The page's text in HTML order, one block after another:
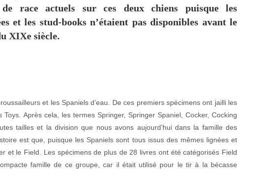
de race actuels sur ces deux chiens puisque les
et les stud-books n’étaient pas disponibles avant le
XIXe siècle.
et les Spaniels d’eau. De ces premiers spécimens ont jailli les
Après cela, les termes Springer, Springer Spaniel, Cocker, Cocking
tailles et la division que nous avons aujourd’hui dans la famille des
est que, puisque les Spaniels sont tous issus des mêmes lignées et
et le Field. Les spécimens de plus de 28 livres ont été catégorisés Field
famille de ce groupe, car il était utilisé pour le tir à la bécasse